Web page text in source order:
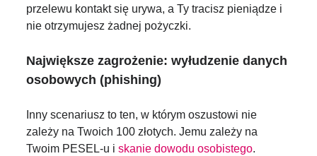
przelewu kontakt się urywa, a Ty tracisz pieniądze i
nie otrzymujesz żadnej pożyczki.
Największe zagrożenie: wyłudzenie danych
osobowych (phishing)
Inny scenariusz to ten, w którym oszustowi nie
zależy na Twoich 100 złotych. Jemu zależy na
Twoim PESEL-u iskanie dowodu osobistego.